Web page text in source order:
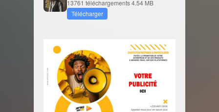
13761 téléchargements4.54 MB
Télécharger